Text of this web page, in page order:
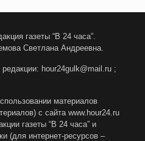
газеты “В 24 часа”.
Светлана Андреевна.
hour24gulk@mail.ru ;
материалов
с сайта www.hour24.ru
газеты “В 24 часа” и
(для интернет-ресурсов –